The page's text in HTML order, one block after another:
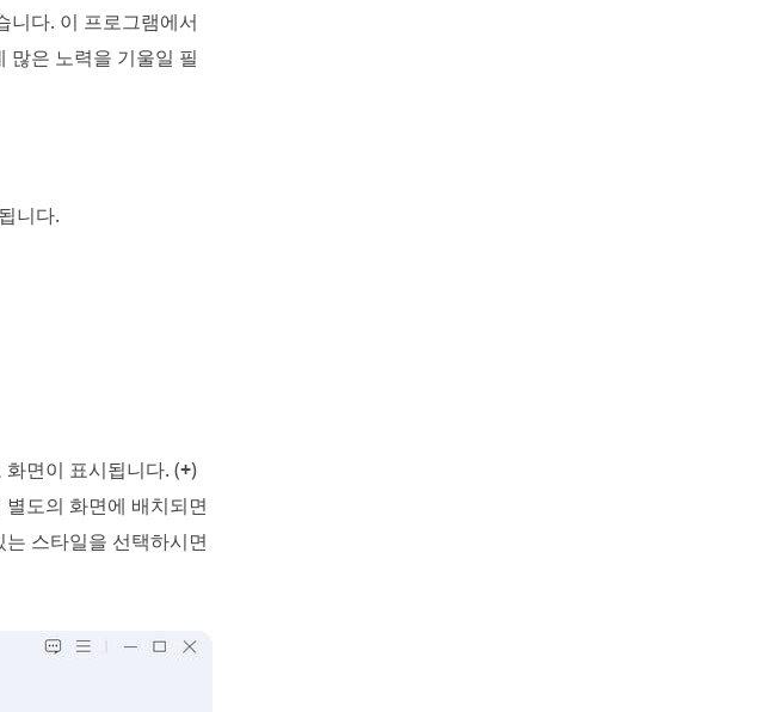
니다. 이 프로그램에서
많은 노력을 기울일 필
니다.
면이 표시됩니다. (+)
도의 화면에 배치되면
스타일을 선택하시면